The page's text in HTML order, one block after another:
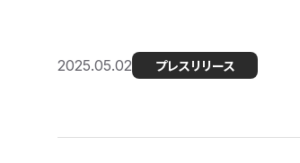
2025.05.02 プレスリリース